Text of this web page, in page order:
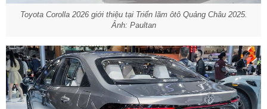
Toyota Corolla 2026 giới thiệu tại Triển lãm ôtô Quảng Châu 2025.
Ảnh: Paultan